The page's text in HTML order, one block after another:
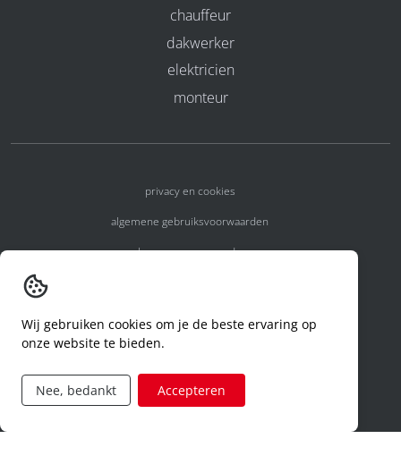
chauffeur
dakwerker
elektricien
monteur
privacy en cookies
algemene gebruiksvoorwaarden
algemene voorwaarden
code of conduct
aanvraag rechten ivm privacy
Wij gebruiken cookies om je de beste ervaring op
onze website te bieden.
Nee, bedankt Accepteren